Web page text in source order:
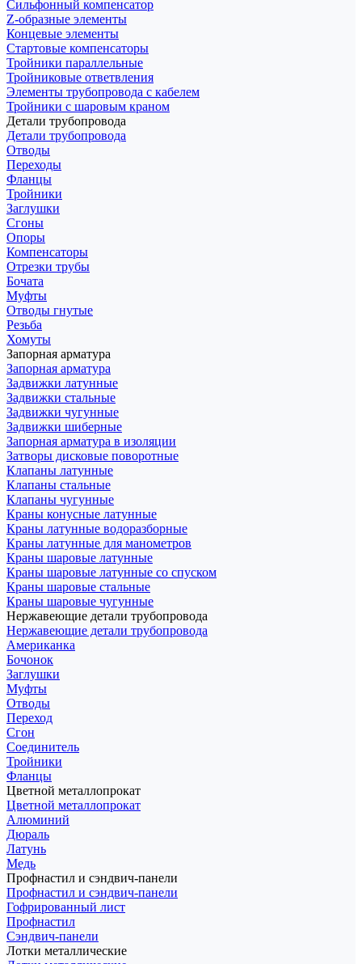
Cильфонный компенсатор
Z-образные элементы
Концевые элементы
Стартовые компенсаторы
Тройники параллельные
Тройниковые ответвления
Элементы трубопровода с кабелем
Тройники с шаровым краном
Детали трубопровода
Детали трубопровода
Отводы
Переходы
Фланцы
Тройники
Заглушки
Сгоны
Опоры
Компенсаторы
Отрезки трубы
Бочата
Муфты
Отводы гнутые
Резьба
Хомуты
Запорная арматура
Запорная арматура
Задвижки латунные
Задвижки стальные
Задвижки чугунные
Задвижки шиберные
Запорная арматура в изоляции
Затворы дисковые поворотные
Клапаны латунные
Клапаны стальные
Клапаны чугунные
Краны конусные латунные
Краны латунные водоразборные
Краны латунные для манометров
Краны шаровые латунные
Краны шаровые латунные со спуском
Краны шаровые стальные
Краны шаровые чугунные
Нержавеющие детали трубопровода
Нержавеющие детали трубопровода
Американка
Бочонок
Заглушки
Муфты
Отводы
Переход
Сгон
Соединитель
Тройники
Фланцы
Цветной металлопрокат
Цветной металлопрокат
Алюминий
Дюраль
Латунь
Медь
Профнастил и сэндвич-панели
Профнастил и сэндвич-панели
Гофрированный лист
Профнастил
Сэндвич-панели
Лотки металлические